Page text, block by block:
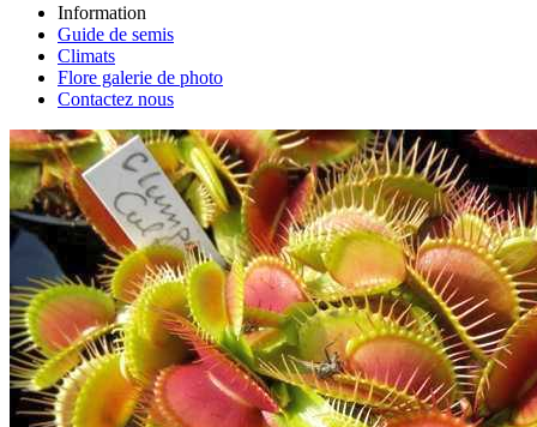
Information
Guide de semis
Climats
Flore galerie de photo
Contactez nous